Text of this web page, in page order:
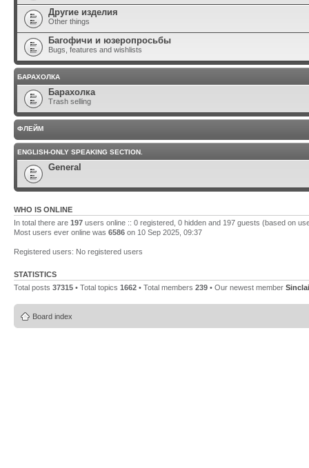
Другие изделия
Other things
Багофичи и юзеропросьбы
Bugs, features and wishlists
БАРАХОЛКА
Барахолка
Trash selling
ФЛЕЙМ
ENGLISH-ONLY SPEAKING SECTION.
General
WHO IS ONLINE
In total there are 197 users online :: 0 registered, 0 hidden and 197 guests (based on
Most users ever online was 6586 on 10 Sep 2025, 09:37
Registered users: No registered users
STATISTICS
Total posts 37315 • Total topics 1662 • Total members 239 • Our newest member
Board index